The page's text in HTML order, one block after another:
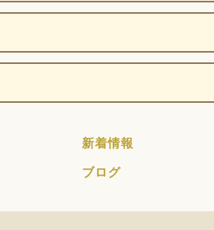
新着情報
ブログ